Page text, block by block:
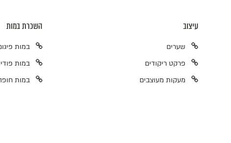
עיצוב
שערים
פרקט ריקודים
מעקות מעוצבים
השכרת במות
במות
במות
במות